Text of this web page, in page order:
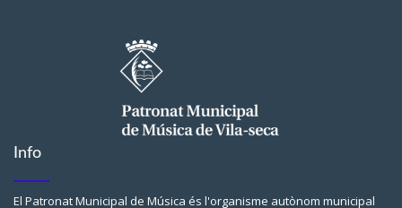
Info
El Patronat Municipal de Música és l'organisme autònom municipal